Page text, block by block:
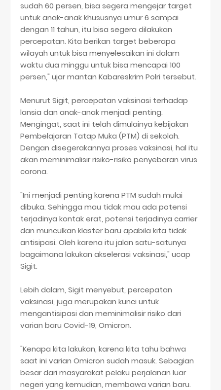
sudah 60 persen, bisa segera mengejar target
untuk anak-anak khususnya umur 6 sampai
dengan 11 tahun, itu bisa segera dilakukan
percepatan. Kita berikan target beberapa
wilayah untuk bisa menyelesaikan ini dalam
waktu dua minggu untuk bisa mencapai 100
persen," ujar mantan Kabareskrim Polri tersebut.
Menurut Sigit, percepatan vaksinasi terhadap
lansia dan anak-anak menjadi penting.
Mengingat, saat ini telah dimulainya kebijakan
Pembelajaran Tatap Muka (PTM) di sekolah.
Dengan disegerakannya proses vaksinasi, hal itu
akan meminimalisir risiko-risiko penyebaran virus
corona.
"Ini menjadi penting karena PTM sudah mulai
dibuka. Sehingga mau tidak mau ada potensi
terjadinya kontak erat, potensi terjadinya carrier
dan munculkan klaster baru apabila kita tidak
antisipasi. Oleh karena itu jalan satu-satunya
bagaimana lakukan akselerasi vaksinasi," ucap
Sigit.
Lebih dalam, Sigit menyebut, percepatan
vaksinasi, juga merupakan kunci untuk
mengantisipasi dan meminimalisir risiko dari
varian baru Covid-19, Omicron.
"Kenapa kita lakukan, karena kita tahu bahwa
saat ini varian Omicron sudah masuk. Sebagian
besar dari masyarakat pelaku perjalanan luar
negeri yang kemudian, membawa varian baru.